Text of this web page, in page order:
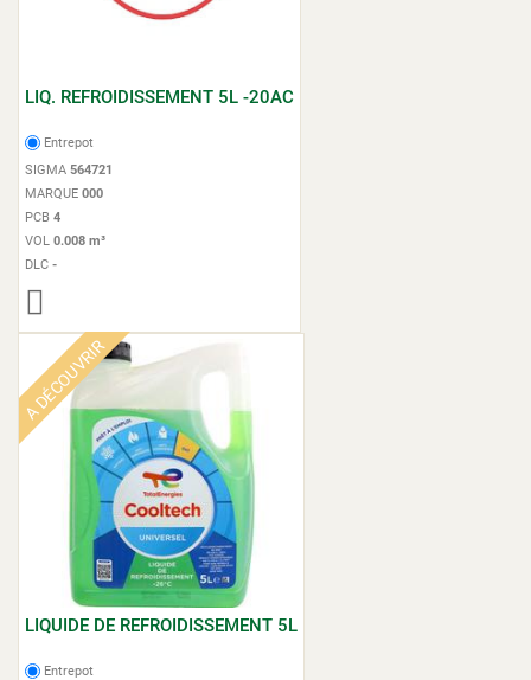
LIQ. REFROIDISSEMENT 5L -20AC
Entrepot
SIGMA 564721
MARQUE 000
PCB 4
VOL 0.008 m³
DLC -
A DÉCOUVRIR
LIQUIDE DE REFROIDISSEMENT 5L
Entrepot